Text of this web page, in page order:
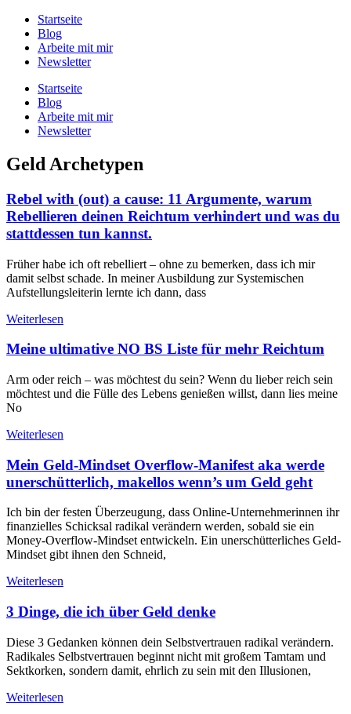
Zum
Inhalt
springen
Startseite
Blog
Arbeite mit mir
Newsletter
Startseite
Blog
Arbeite mit mir
Newsletter
Geld Archetypen
Rebel with (out) a cause: 11 Argumente, warum
Rebellieren deinen Reichtum verhindert und was du
stattdessen tun kannst.
Früher habe ich oft rebelliert – ohne zu bemerken, dass ich mir
damit selbst schade. In meiner Ausbildung zur Systemischen
Aufstellungsleiterin lernte ich dann, dass
Weiterlesen
Meine ultimative NO BS Liste für mehr Reichtum
Arm oder reich – was möchtest du sein? Wenn du lieber reich sein
möchtest und die Fülle des Lebens genießen willst, dann lies meine
No
Weiterlesen
Mein Geld-Mindset Overflow-Manifest aka werde
unerschütterlich, makellos wenn’s um Geld geht
Ich bin der festen Überzeugung, dass Online-Unternehmerinnen ihr
finanzielles Schicksal radikal verändern werden, sobald sie ein
Money-Overflow-Mindset entwickeln. Ein unerschütterliches Geld-
Mindset gibt ihnen den Schneid,
Weiterlesen
3 Dinge, die ich über Geld denke
Diese 3 Gedanken können dein Selbstvertrauen radikal verändern.
Radikales Selbstvertrauen beginnt nicht mit großem Tamtam und
Sektkorken, sondern damit, ehrlich zu sein mit den Illusionen,
Weiterlesen